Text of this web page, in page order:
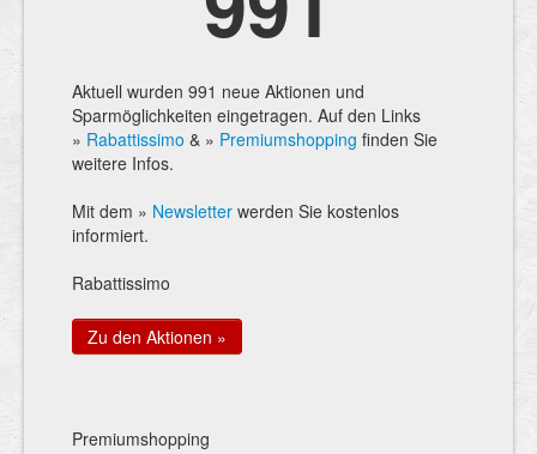
Aktuell wurden 991 neue Aktionen und
Sparmöglichkeiten eingetragen. Auf den Links
» Rabattissimo & » Premiumshopping finden Sie
weitere Infos.
Mit dem » Newsletter werden Sie kostenlos
informiert.
Rabattissimo
Zu den Aktionen »
Premiumshopping